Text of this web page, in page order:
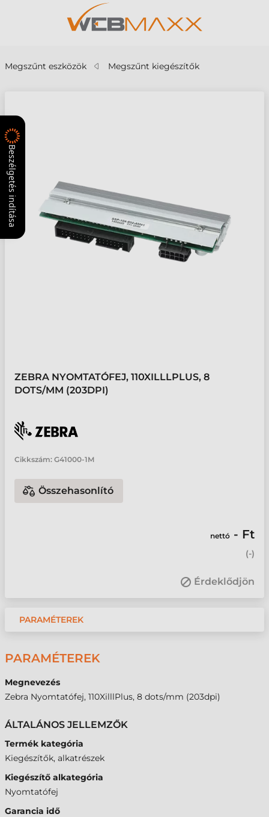
Megszűnt eszközök Megszűnt kiegészítők
ZEBRA NYOMTATÓFEJ, 110XILLLPLUS, 8
DOTS/MM (203DPI)
Cikkszám: G41000-1M
Összehasonlító
nettó - Ft
(-)
Érdeklődjön
PARAMÉTEREK
PARAMÉTEREK
Megnevezés
Zebra Nyomtatófej, 110XilllPlus, 8 dots/mm (203dpi)
ÁLTALÁNOS JELLEMZŐK
Termék kategória
Kiegészítők, alkatrészek
Kiegészítő alkategória
Nyomtatófej
Garancia idő
Beszélgetés indítása